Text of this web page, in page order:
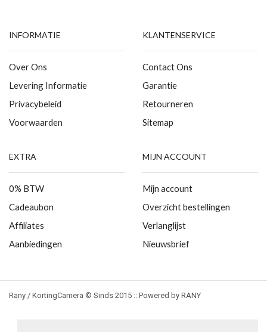
INFORMATIE
Over Ons
Levering Informatie
Privacybeleid
Voorwaarden
KLANTENSERVICE
Contact Ons
Garantie
Retourneren
Sitemap
EXTRA
0% BTW
Cadeaubon
Affiliates
Aanbiedingen
MIJN ACCOUNT
Mijn account
Overzicht bestellingen
Verlanglijst
Nieuwsbrief
Rany / KortingCamera © Sinds 2015 :: Powered by RANY